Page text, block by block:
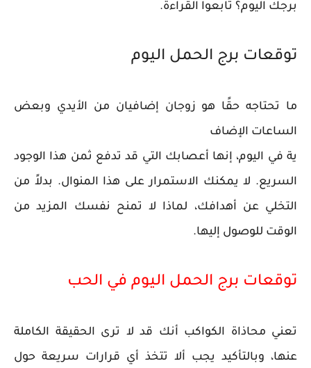
برجك اليوم؟ تابعوا القراءة.
توقعات برج الحمل اليوم
ما تحتاجه حقًا هو زوجان إضافيان من الأيدي وبعض
الساعات الإضاف
ية في اليوم، إنها أعصابك التي قد تدفع ثمن هذا الوجود
السريع. لا يمكنك الاستمرار على هذا المنوال. بدلاً من
التخلي عن أهدافك، لماذا لا تمنح نفسك المزيد من
الوقت للوصول إليها.
توقعات برج الحمل اليوم في الحب
تعني محاذاة الكواكب أنك قد لا ترى الحقيقة الكاملة
عنها، وبالتأكيد يجب ألا تتخذ أي قرارات سريعة حول